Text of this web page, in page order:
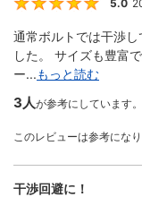
5.0
通常ボルトでは干渉
した。 サイズも豊富
ー...もっと読む
3人が参考にしています。
このレビューは参考にな
干渉回避に！